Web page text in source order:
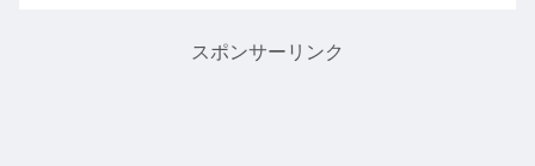
スポンサーリンク